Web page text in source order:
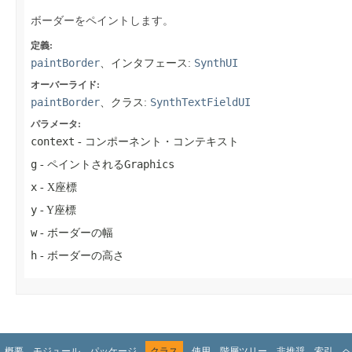
ボーダーをペイントします。
定義:
paintBorder、インタフェース: SynthUI
オーバーライド:
paintBorder、クラス: SynthTextFieldUI
パラメータ:
context - コンポーネント・コンテキスト
g - ペイントされるGraphics
x - X座標
y - Y座標
w- ボーダーの幅
h - ボーダーの高さ